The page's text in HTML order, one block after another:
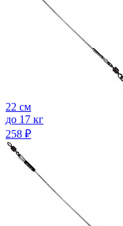
22 см
до 17 кг
258 ₽